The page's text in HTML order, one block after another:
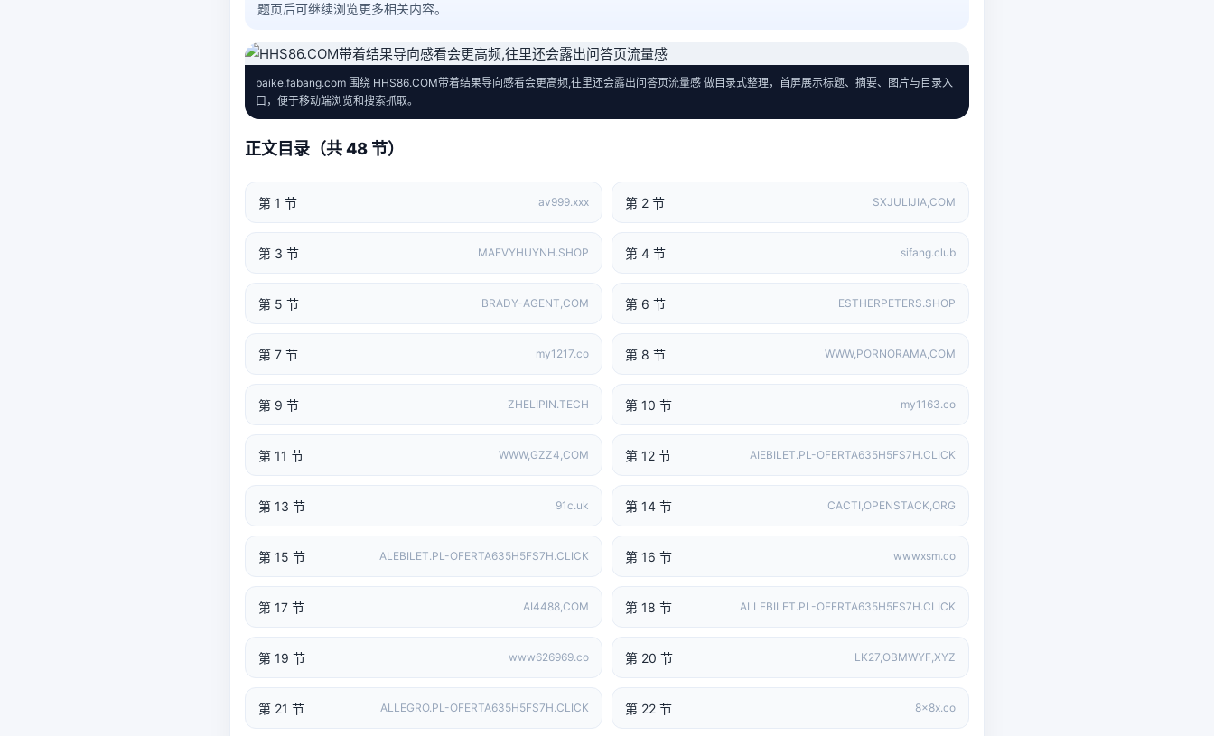
题页后可继续浏览更多相关内容。
baike.fabang.com 围绕 HHS86.COM带着结果导向感看会更高频,往里还会露出问答页流量感 做目录式整理，首屏展示标题、摘要、图片与目录入
口，便于移动端浏览和搜索抓取。
正文目录（共 48 节）
第 1 节 av999.xxx 第 2 节 SXJULIJIA,COM
第 3 节 MAEVYHUYNH.SHOP 第 4 节 sifang.club
第 5 节 BRADY-AGENT,COM 第 6 节 ESTHERPETERS.SHOP
第 7 节 my1217.co 第 8 节 WWW,PORNORAMA,COM
第 9 节 ZHELIPIN.TECH 第 10 节 my1163.co
第 11 节 WWW,GZZ4,COM 第 12 节 AIEBILET.PL-OFERTA635H5FS7H.CLICK
第 13 节 91c.uk 第 14 节 CACTI,OPENSTACK,ORG
第 15 节 ALEBILET.PL-OFERTA635H5FS7H.CLICK 第 16 节 wwwxsm.co
第 17 节 AI4488,COM 第 18 节 ALLEBILET.PL-OFERTA635H5FS7H.CLICK
第 19 节 www626969.co 第 20 节 LK27,OBMWYF,XYZ
第 21 节 ALLEGRO.PL-OFERTA635H5FS7H.CLICK 第 22 节 8x8x.co